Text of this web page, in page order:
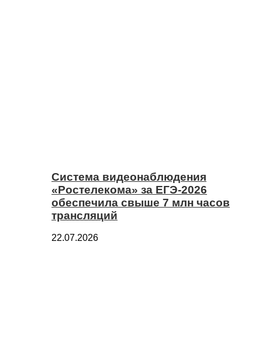
Система видеонаблюдения
«Ростелекома» за ЕГЭ-2026
обеспечила свыше 7 млн часов
трансляций
22.07.2026